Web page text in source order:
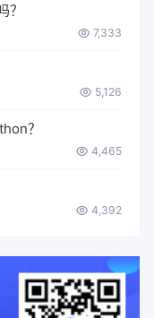
？
7,333
5,126
？
4,465
4,392